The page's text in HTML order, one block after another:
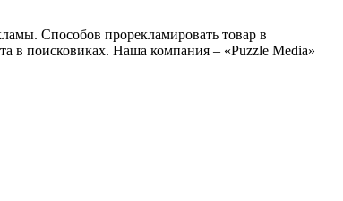
Способов прорекламировать товар в
в поисковиках. Наша компания – «Puzzle Media»